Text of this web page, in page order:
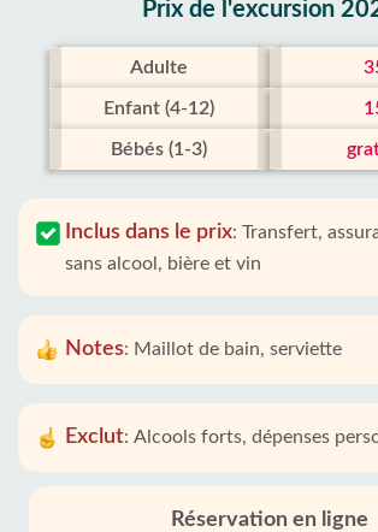
Prix ​​de l'excursion
Adulte
Enfant (4-12)
Bébés (1-3)
Inclus dans le prix: Transfert,
sans alcool, bière et vin
Notes: Maillot de bain, serviette
Exclut: Alcools forts, dépenses
Réservation en ligne